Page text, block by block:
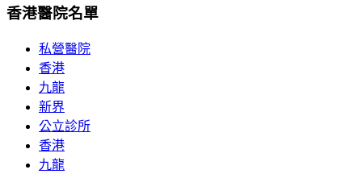
香港醫院名單
私營醫院
香港
九龍
新界
公立診所
香港
九龍